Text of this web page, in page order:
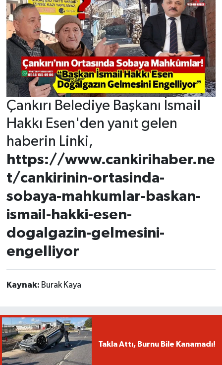
Çankırı Belediye Başkanı İsmail
Hakkı Esen'den yanıt gelen
haberin Linki,
https://www.cankirihaber.ne
t/cankirinin-ortasinda-
sobaya-mahkumlar-baskan-
ismail-hakki-esen-
dogalgazin-gelmesini-
engelliyor
Kaynak: Burak Kaya
Takla Attı, Burnu Bile Kanamadı!